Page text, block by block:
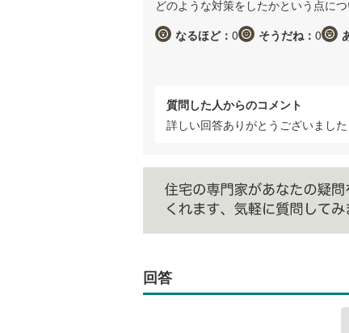
どのような対策をしたかという点に
なるほど： 0 そうだね： 0
質問した人からのコメント
詳しい回答ありがとうございました
回答